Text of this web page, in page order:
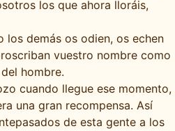
los que ahora lloráis,
los demás os odien, os echen
vuestro nombre como
hombre.
cuando llegue ese momento,
una gran recompensa. Así
de esta gente a los